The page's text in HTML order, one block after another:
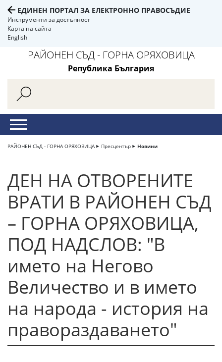
ЕДИНЕН ПОРТАЛ ЗА ЕЛЕКТРОННО ПРАВОСЪДИЕ
Инструменти за достъпност
Карта на сайта
English
РАЙОНЕН СЪД - ГОРНА ОРЯХОВИЦА
Република България
РАЙОНЕН СЪД - ГОРНА ОРЯХОВИЦА Пресцентър Новини
ДЕН НА ОТВОРЕНИТЕ
ВРАТИ В РАЙОНЕН СЪД
– ГОРНА ОРЯХОВИЦА,
ПОД НАДСЛОВ: "В
името на Негово
Величество и в името
на народа - история на
правораздаването"